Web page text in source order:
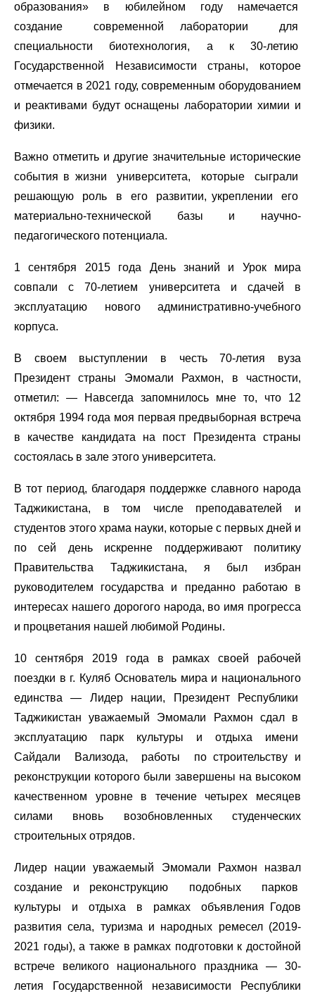
образования» в юбилейном году намечается
создание современной лаборатории для
специальности биотехнология, а к 30-летию
Государственной Независимости страны, которое
отмечается в 2021 году, современным оборудованием
и реактивами будут оснащены лаборатории химии и
физики.
Важно отметить и другие значительные исторические
события в жизни университета, которые сыграли
решающую роль в его развитии, укреплении его
материально-технической базы и научно-
педагогического потенциала.
1 сентября 2015 года День знаний и Урок мира
совпали с 70-летием университета и сдачей в
эксплуатацию нового административно-учебного
корпуса.
В своем выступлении в честь 70-летия вуза
Президент страны Эмомали Рахмон, в частности,
отметил: — Навсегда запомнилось мне то, что 12
октября 1994 года моя первая предвыборная встреча
в качестве кандидата на пост Президента страны
состоялась в зале этого университета.
В тот период, благодаря поддержке славного народа
Таджикистана, в том числе преподавателей и
студентов этого храма науки, которые с первых дней и
по сей день искренне поддерживают политику
Правительства Таджикистана, я был избран
руководителем государства и преданно работаю в
интересах нашего дорогого народа, во имя прогресса
и процветания нашей любимой Родины.
10 сентября 2019 года в рамках своей рабочей
поездки в г. Куляб Основатель мира и национального
единства — Лидер нации, Президент Республики
Таджикистан уважаемый Эмомали Рахмон сдал в
эксплуатацию парк культуры и отдыха имени
Сайдали Вализода, работы по строительству и
реконструкции которого были завершены на высоком
качественном уровне в течение четырех месяцев
силами вновь возобновленных студенческих
строительных отрядов.
Лидер нации уважаемый Эмомали Рахмон назвал
создание и реконструкцию подобных парков
культуры и отдыха в рамках объявления Годов
развития села, туризма и народных ремесел (2019-
2021 годы), а также в рамках подготовки к достойной
встрече великого национального праздника — 30-
летия Государственной независимости Республики